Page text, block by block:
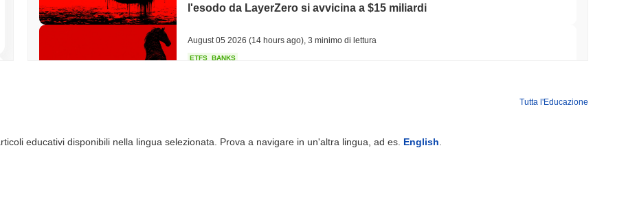
l'esodo da LayerZero si avvicina a $15 miliardi
August 05 2026 (14 hours ago) 3 minimo di lettura
ETFS BANKS
ECONOMIC DATA WEB3
Tutta l'Educazione
educativi disponibili nella lingua selezionata. Prova a navigare in un'altra lingua, ad es. English